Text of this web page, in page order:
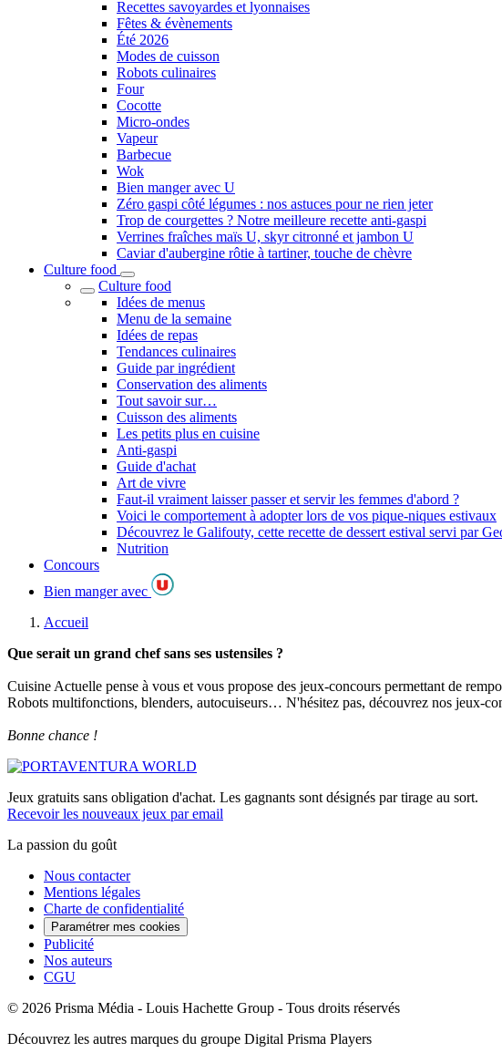
Recettes savoyardes et lyonnaises
Fêtes & évènements
Été 2026
Modes de cuisson
Robots culinaires
Four
Cocotte
Micro-ondes
Vapeur
Barbecue
Wok
Bien manger avec U
Zéro gaspi côté légumes : nos astuces pour ne rien jeter
Trop de courgettes ? Notre meilleure recette anti-gaspi
Verrines fraîches maïs U, skyr citronné et jambon U
Caviar d'aubergine rôtie à tartiner, touche de chèvre
Culture food
Culture food
Idées de menus
Menu de la semaine
Idées de repas
Tendances culinaires
Guide par ingrédient
Conservation des aliments
Tout savoir sur…
Cuisson des aliments
Les petits plus en cuisine
Anti-gaspi
Guide d'achat
Art de vivre
Faut-il vraiment laisser passer et servir les femmes d'abord ?
Voici le comportement à adopter lors de vos pique-niques estivaux
Découvrez le Galifouty, cette recette de dessert estival servi par
Nutrition
Concours
Bien manger avec
Accueil
Que serait un grand chef sans ses ustensiles ?
Cuisine Actuelle pense à vous et vous propose des jeux-concours permettant de
Robots multifonctions, blenders, autocuiseurs… N'hésitez pas, découvrez nos jeux-
Bonne chance !
Jeux gratuits sans obligation d'achat. Les gagnants sont désignés par tirage au sort.
Recevoir les nouveaux jeux par email
La passion du goût
Nous contacter
Mentions légales
Charte de confidentialité
Paramétrer mes cookies
Publicité
Nos auteurs
CGU
© 2026 Prisma Média - Louis Hachette Group - Tous droits réservés
Découvrez les autres marques du groupe Digital Prisma Players